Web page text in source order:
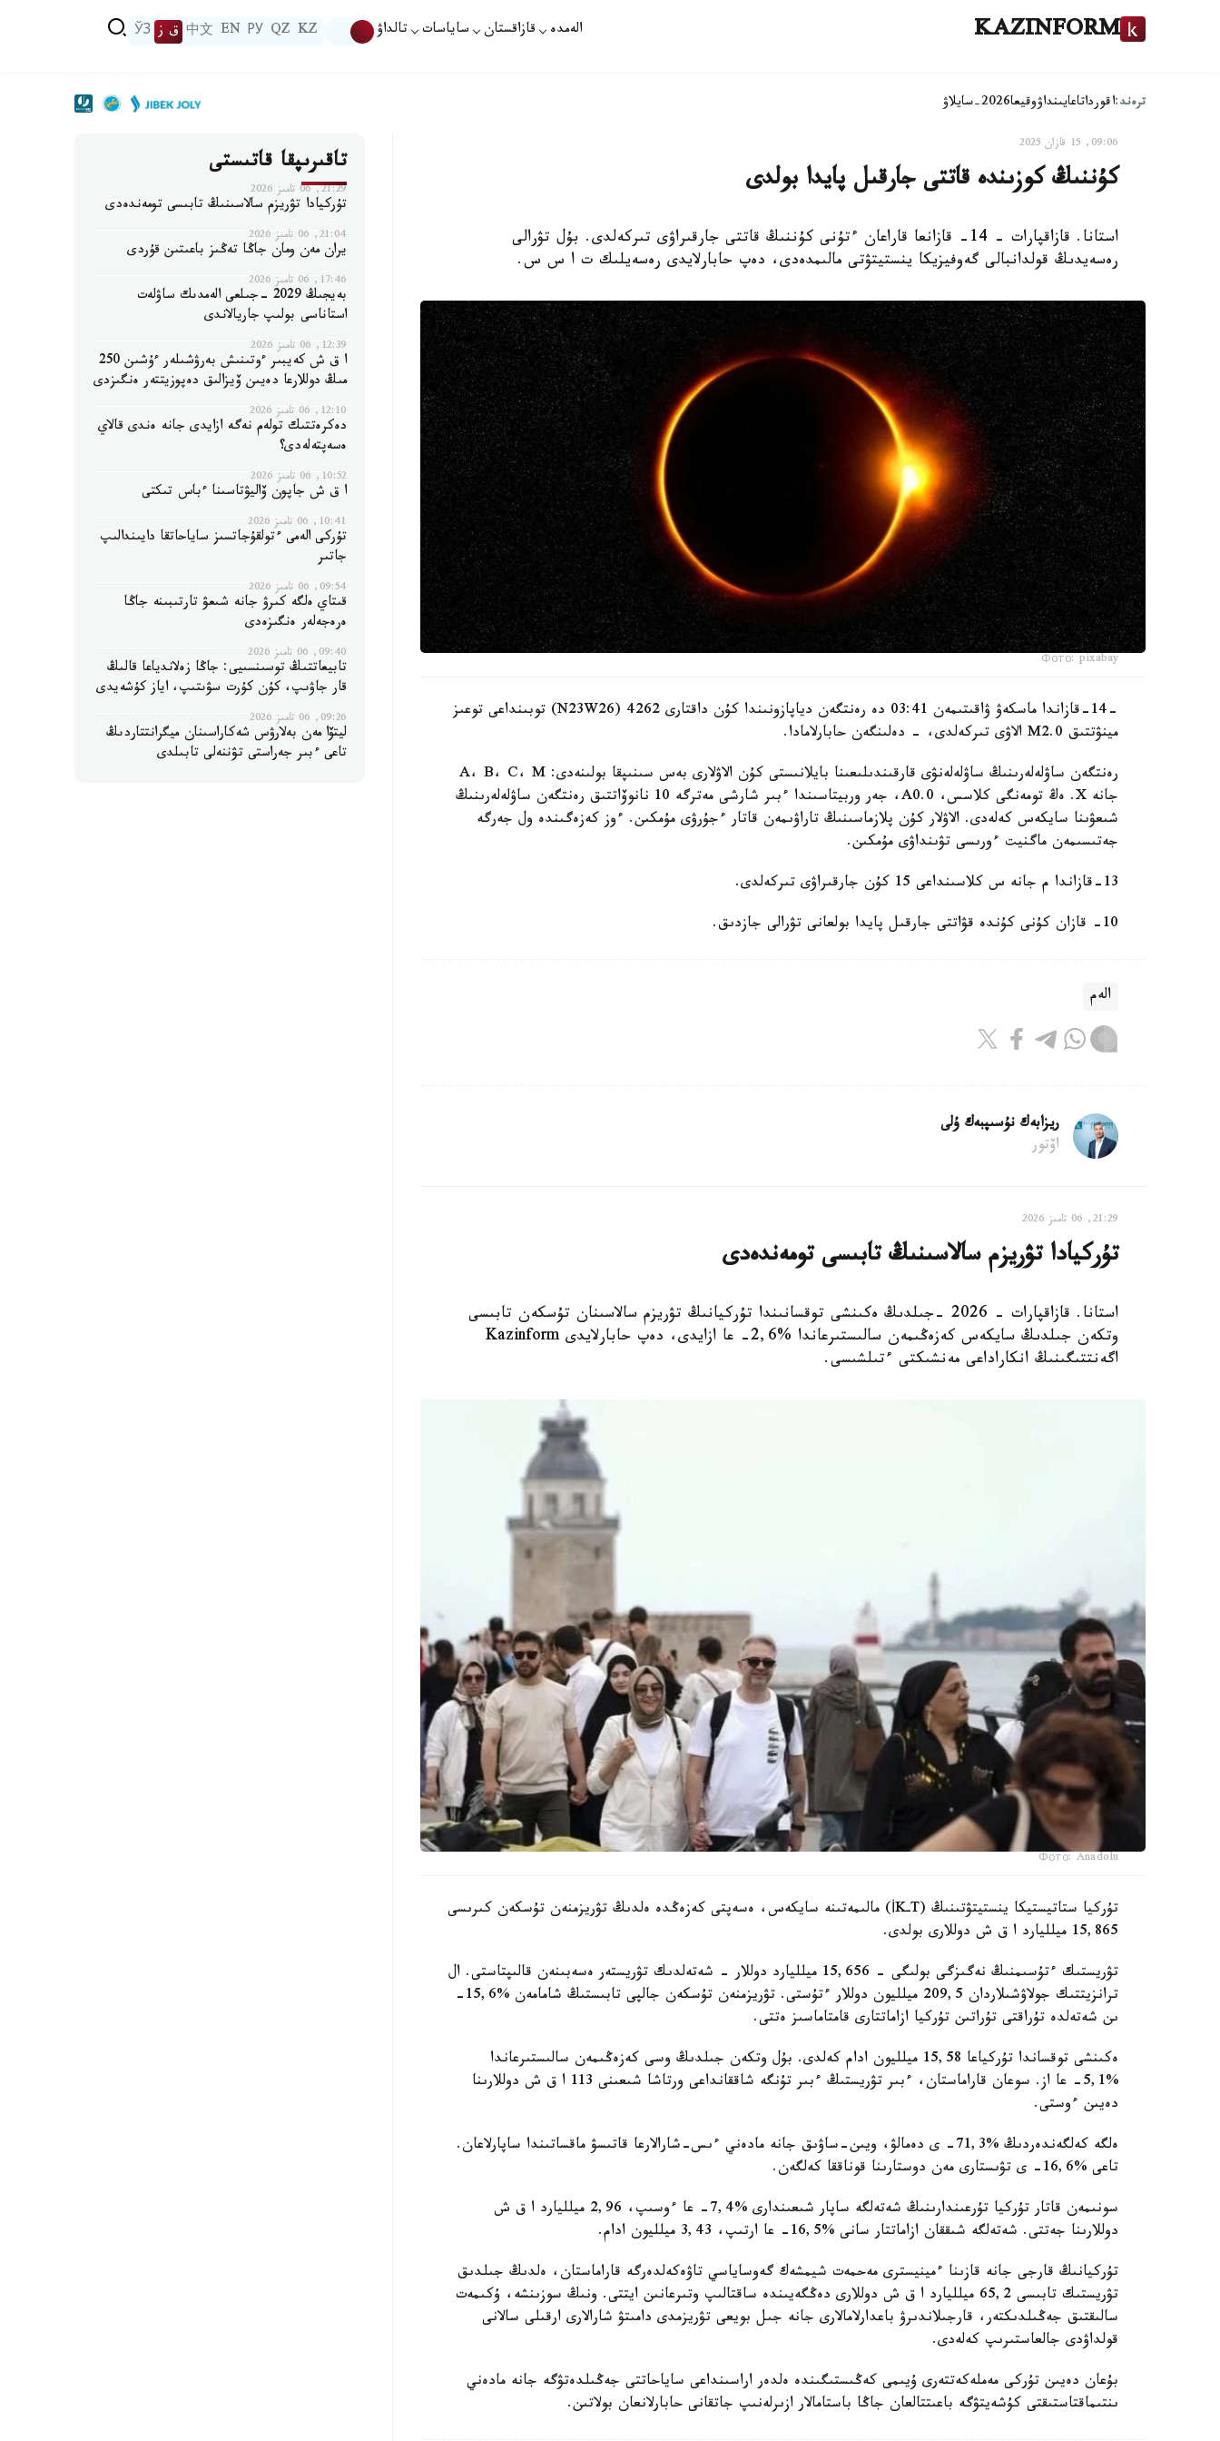
KAZINFORM الەمدە قازاقستان ساياسات تالداۋ KZ
QZ
РУ
EN
中文 ق ز ЎЗ
ترەند:اقورداتاعايىنداۋوقيعا2026-سايلاۋ
09:06, 15 قازان 2025
كۇننىڭ كوزىندە قاتتى جارقىل پايدا بولدى
استانا. قازاقپارات - 14- قازانعا قاراعان ءتۇنى كۇننىڭ قاتتى جارقىراۋى تىركەلدى. بۇل تۋرالى
رەسەيدىڭ قولدانبالى گەوفيزيكا ينستيتۋتى مالىمدەدى، دەپ حابارلايدى رەسەيلىك ت ا س س.
Фото: pixabay
-14-قازاندا ماسكەۋ ۋاقىتىمەن 03:41 دە رەنتگەن دياپازونىندا كۇن داقتارى 4262 (N23W26) توبىنداعى توعىز
مينۋتتىق M2.0 الاۋى تىركەلدى، - دەلىنگەن حابارلامادا.
رەنتگەن ساۋلەلەرىنىڭ ساۋلەلەنۋى قارقىندىلىعىنا بايلانىستى كۇن الاۋلارى بەس سىنىپقا بولىنەدى: A، B، C، M
جانە X. ەڭ تومەنگى كلاسس، A0.0، جەر وربيتاسىندا ءبىر شارشى مەترگە 10 نانوۆاتتىق رەنتگەن ساۋلەلەرىنىڭ
شىعۋىنا سايكەس كەلەدى. الاۋلار كۇن پلازماسىنىڭ تاراۋىمەن قاتار ءجۇرۋى مۇمكىن. ءوز كەزەگىندە ول جەرگە
جەتىسىمەن ماگنيت ءورىسى تۋىنداۋى مۇمكىن.
13-قازاندا م جانە س كلاسىنداعى 15 كۇن جارقىراۋى تىركەلدى.
10- قازان كۇنى كۇندە قۋاتتى جارقىل پايدا بولعانى تۋرالى جازدىق.
الەم
ريزابەك نۇسىپبەك ۇلى
اۆتور
21:29, 06 تامىز 2026
تۇركيادا تۋريزم سالاسىنىڭ تابىسى تومەندەدى
استانا. قازاقپارات - 2026 -جىلدىڭ ەكىنشى توقسانىندا تۇركيانىڭ تۋريزم سالاسىنان تۇسكەن تابىسى
وتكەن جىلدىڭ سايكەس كەزەڭىمەن سالىستىرعاندا %2,6- عا ازايدى، دەپ حابارلايدى Kazinform
اگەنتتىگىنىڭ انكاراداعى مەنشىكتى ءتىلشىسى.
Фото: Anadolu
تۇركيا ستاتيستيكا ينستيتۋتىنىڭ (TـİK) مالىمەتىنە سايكەس، ەسەپتى كەزەڭدە ەلدىڭ تۋريزمنەن تۇسكەن كىرىسى
15,865 ميلليارد ا ق ش دوللارى بولدى.
تۋريستىك ءتۇسىمنىڭ نەگىزگى بولىگى - 15,656 ميلليارد دوللار - شەتەلدىك تۋريستەر ەسەبىنەن قالىپتاستى. ال
ترانزيتتىك جولاۋشىلاردان 209,5 ميلليون دوللار ءتۇستى. تۋريزمنەن تۇسكەن جالپى تابىستىڭ شامامەن %15,6-
ىن شەتەلدە تۇراقتى تۇراتىن تۇركيا ازاماتتارى قامتاماسىز ەتتى.
ەكىنشى توقساندا تۇركياعا 15,58 ميلليون ادام كەلدى. بۇل وتكەن جىلدىڭ وسى كەزەڭىمەن سالىستىرعاندا
%5,1- عا از. سوعان قاراماستان، ءبىر تۋريستىڭ ءبىر تۇنگە شاققانداعى ورتاشا شىعىنى 113 ا ق ش دوللارىنا
دەيىن ءوستى.
ەلگە كەلگەندەردىڭ %71,3- ى دەمالۋ، ويىن-ساۋىق جانە مادەني ءىس-شارالارعا قاتىسۋ ماقساتىندا ساپارلاعان.
تاعى %16,6- ى تۋىستارى مەن دوستارىنا قوناققا كەلگەن.
سونىمەن قاتار تۇركيا تۇرعىندارىنىڭ شەتەلگە ساپار شىعىندارى %7,4- عا ءوسىپ، 2,96 ميلليارد ا ق ش
دوللارىنا جەتتى. شەتەلگە شىققان ازاماتتار سانى %16,5- عا ارتىپ، 3,43 ميلليون ادام.
تۇركيانىڭ قارجى جانە قازىنا ءمينيسترى مەحمەت شيمشەك گەوساياسي تاۋەكەلدەرگە قاراماستان، ەلدىڭ جىلدىق
تۋريستىك تابىسى 65,2 ميلليارد ا ق ش دوللارى دەڭگەيىندە ساقتالىپ وتىرعانىن ايتتى. ونىڭ سوزىنشە، ۇكىمەت
سالىقتىق جەڭىلدىكتەر، قارجىلاندىرۋ باعدارلامالارى جانە جىل بويعى تۋريزمدى دامىتۋ شارالارى ارقىلى سالانى
قولداۋدى جالعاستىرىپ كەلەدى.
بۇعان دەيىن تۇركى مەملەكەتتەرى ۇيىمى كەڭىستىگىندە ەلدەر اراسىنداعى ساياحاتتى جەڭىلدەتۋگە جانە مادەني
ىنتىماقتاستىقتى كۇشەيتۋگە باعىتتالعان جاڭا باستامالار ازىرلەنىپ جاتقانى حابارلانعان بولاتىن.
تاقىرىپقا قاتىستى
21:29, 06 تامىز 2026
تۇركيادا تۋريزم سالاسىنىڭ تابىسى تومەندەدى
21:04, 06 تامىز 2026
يران مەن ومان جاڭا تەڭىز باعىتىن قۇردى
17:46, 06 تامىز 2026
بەيجىڭ 2029 -جىلعى الەمدىك ساۋلەت
استاناسى بولىپ جاريالاندى
12:39, 06 تامىز 2026
ا ق ش كەيبىر ءوتىنىش بەرۋشىلەر ءۇشىن 250
مىڭ دوللارعا دەيىن ۆيزالىق دەپوزيتتەر ەنگىزدى
12:10, 06 تامىز 2026
دەكرەتتىك تولەم نەگە ازايدى جانە ەندى قالاي
ەسەپتەلەدى؟
10:52, 06 تامىز 2026
ا ق ش جاپون ۆاليۋتاسىنا ءباس تىكتى
10:41, 06 تامىز 2026
تۇركى الەمى ءتولقۇجاتسىز ساياحاتقا دايىندالىپ
جاتىر
09:54, 06 تامىز 2026
قىتاي ەلگە كىرۋ جانە شىعۋ تارتىبىنە جاڭا
ەرەجەلەر ەنگىزەدى
09:40, 06 تامىز 2026
تابيعاتتىڭ توسىنسىيى: جاڭا زەلاندياعا قالىڭ
قار جاۋىپ، كۇن كۇرت سۋىتىپ، اياز كۇشەيدى
09:26, 06 تامىز 2026
ليتۆا مەن بەلارۋس شەكاراسىنان ميگرانتتاردىڭ
تاعى ءبىر جەراستى تۋننەلى تابىلدى